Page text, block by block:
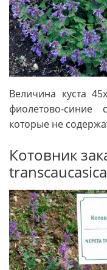
Величина куста
фиолетово-синие
которые не
Котовник